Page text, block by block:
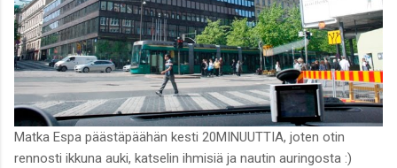
Matka Espa päästäpäähän kesti 20MINUUTTIA, joten otin
rennosti ikkuna auki, katselin ihmisiä ja nautin auringosta :)